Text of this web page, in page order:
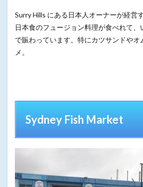
Surry Hills にある日本人オーナーが経営
日本食のフュージョン料理が食べれて、
で賑わっています。特にカツサンドやオ
メ。
Sydney Fish Market